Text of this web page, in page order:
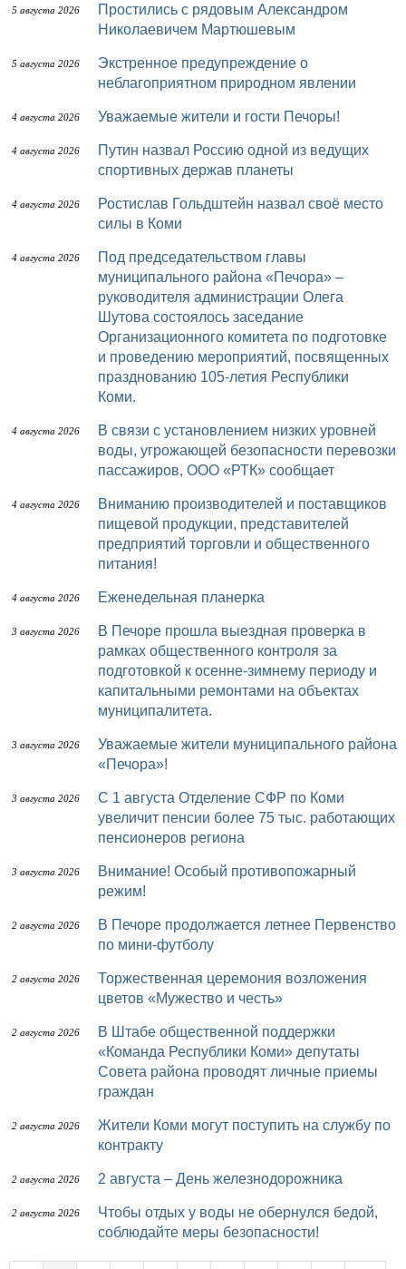
5 августа 2026
Простились с рядовым Александром
Николаевичем Мартюшевым
5 августа 2026
Экстренное предупреждение о
неблагоприятном природном явлении
4 августа 2026 Уважаемые жители и гости Печоры!
4 августа 2026
Путин назвал Россию одной из ведущих
спортивных держав планеты
4 августа 2026
Ростислав Гольдштейн назвал своё место
силы в Коми
4 августа 2026
Под председательством главы
муниципального района «Печора» –
руководителя администрации Олега
Шутова состоялось заседание
Организационного комитета по подготовке
и проведению мероприятий, посвященных
празднованию 105-летия Республики
Коми.
4 августа 2026
В связи с установлением низких уровней
воды, угрожающей безопасности перевозки
пассажиров, ООО «РТК» сообщает
4 августа 2026
Вниманию производителей и поставщиков
пищевой продукции, представителей
предприятий торговли и общественного
питания!
4 августа 2026 Еженедельная планерка
3 августа 2026
В Печоре прошла выездная проверка в
рамках общественного контроля за
подготовкой к осенне-зимнему периоду и
капитальными ремонтами на объектах
муниципалитета.
3 августа 2026
Уважаемые жители муниципального района
«Печора»!
3 августа 2026
С 1 августа Отделение СФР по Коми
увеличит пенсии более 75 тыс. работающих
пенсионеров региона
3 августа 2026
Внимание! Особый противопожарный
режим!
2 августа 2026
В Печоре продолжается летнее Первенство
по мини-футболу
2 августа 2026
Торжественная церемония возложения
цветов «Мужество и честь»
2 августа 2026
В Штабе общественной поддержки
«Команда Республики Коми» депутаты
Совета района проводят личные приемы
граждан
2 августа 2026
Жители Коми могут поступить на службу по
контракту
2 августа 2026 2 августа – День железнодорожника
2 августа 2026
Чтобы отдых у воды не обернулся бедой,
соблюдайте меры безопасности!